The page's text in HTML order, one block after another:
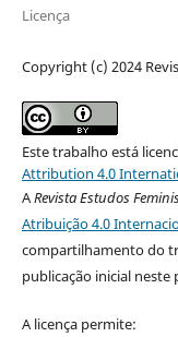
Licença
Copyright (c) 2024
Este trabalho está
Attribution 4.0
ARevista Estudos
Atribuição 4.0
compartilhamento do
publicação inicial neste
A licença permite: